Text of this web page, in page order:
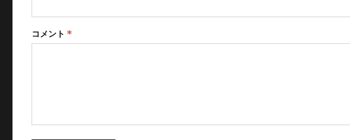
コメント *